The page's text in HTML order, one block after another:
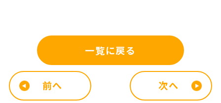
前へ
一覧に戻る
次へ